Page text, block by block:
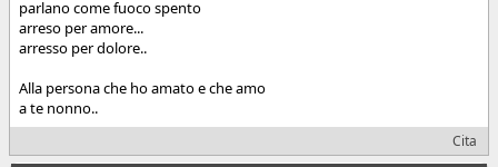
parlano come fuoco spento
arreso per amore...
arresso per dolore..
Alla persona che ho amato e che amo
a te nonno..
Cita